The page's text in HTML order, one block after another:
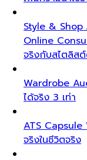
Style & Shop
Online
จริงกับสไตลิส
Wardrobe
ได้จริง 3 เท่า
ATS
จริงในชีวิตจริง